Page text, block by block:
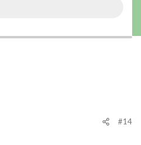
#14